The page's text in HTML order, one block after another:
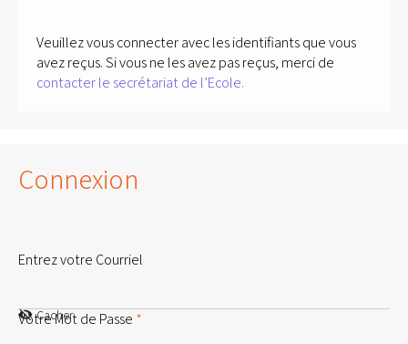
Veuillez vous connecter avec les identifiants que vous
avez reçus. Si vous ne les avez pas reçus, merci de
contacter le secrétariat de l’Ecole.
Connexion
Entrez votre Courriel
Votre Mot de Passe *
Cacher